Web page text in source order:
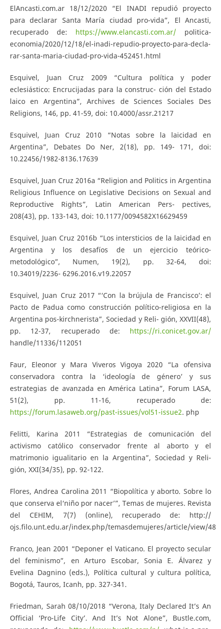
ElAncasti.com.ar 18/12/2020 “El INADI repudió proyecto
para declarar Santa María ciudad pro-vida”, El Ancasti,
recuperado de: https://www.elancasti.com.ar/ politica-
economia/2020/12/18/el-inadi-repudio-proyecto-para-decla-
rar-santa-maria-ciudad-pro-vida-452451.html
Esquivel, Juan Cruz 2009 “Cultura política y poder
eclesiástico: Encrucijadas para la construc- ción del Estado
laico en Argentina”, Archives de Sciences Sociales Des
Religions, 146, pp. 41-59, doi: 10.4000/assr.21217
Esquivel, Juan Cruz 2010 “Notas sobre la laicidad en
Argentina”, Debates Do Ner, 2(18), pp. 149- 171, doi:
10.22456/1982-8136.17639
Esquivel, Juan Cruz 2016a “Religion and Politics in Argentina
Religious Influence on Legislative Decisions on Sexual and
Reproductive Rights”, Latin American Pers- pectives,
208(43), pp. 133-143, doi: 10.1177/0094582X16629459
Esquivel, Juan Cruz 2016b “Los intersticios de la laicidad en
Argentina y los desafíos de un ejercicio teórico-
metodológico”, Numen, 19(2), pp. 32-64, doi:
10.34019/2236- 6296.2016.v19.22057
Esquivel, Juan Cruz 2017 “‘Con la brújula de Francisco’: el
Pacto de Padua como construcción político-religiosa en la
Argentina pos-kirchnerista”, Sociedad y Reli- gión, XXVII(48),
pp. 12-37, recuperado de: https://ri.conicet.gov.ar/
handle/11336/112051
Faur, Eleonor y Mara Viveros Vigoya 2020 “La ofensiva
conservadora contra la ‘ideología de género’ y sus
estrategias de avanzada en América Latina”, Forum LASA,
51(2), pp. 11-16, recuperado de:
https://forum.lasaweb.org/past-issues/vol51-issue2. php
Felitti, Karina 2011 “Estrategias de comunicación del
activismo católico conservador frente al aborto y el
matrimonio igualitario en la Argentina”, Sociedad y Reli-
gión, XXI(34/35), pp. 92-122.
Flores, Andrea Carolina 2011 “Biopolítica y aborto. Sobre lo
que conserva el‘niño por nacer’”, Temas de mujeres. Revista
del CEHIM, 7(7) (online), recuperado de: http://
ojs.filo.unt.edu.ar/index.php/temasdemujeres/article/view/48
Franco, Jean 2001 “Deponer el Vaticano. El proyecto secular
del feminismo”, en Arturo Escobar, Sonia E. Álvarez y
Evelina Dagnino (eds.), Política cultural y cultura política,
Bogotá, Tauros, Icanh, pp. 327-341.
Friedman, Sarah 08/10/2018 “Verona, Italy Declared It’s An
Official ‘Pro-Life City’. And It’s Not Alone”, Bustle.com,